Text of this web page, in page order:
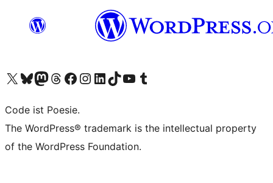
Unser X-Konto (früher Twitter) besuchen
Unser Bluesky-Konto besuchen
Unser Mastodon-Konto besuchen
Unser Threads-Konto besuchen
Unsere Facebook-Seite besuchen
Unser Instagram-Konto besuchen
Unser LinkedIn-Konto besuchen
Unser TikTok-Konto besuchen
Unseren YouTube-Kanal besuchen
Unser Tumblr-Konto besuchen
Code ist Poesie.
The WordPress® trademark is the intellectual property
of the WordPress Foundation.